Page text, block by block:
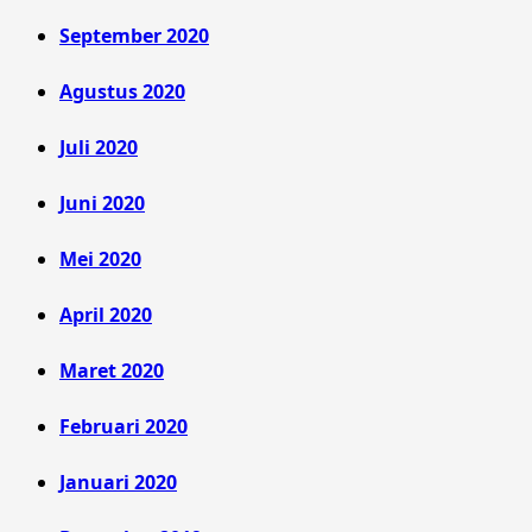
September 2020
Agustus 2020
Juli 2020
Juni 2020
Mei 2020
April 2020
Maret 2020
Februari 2020
Januari 2020